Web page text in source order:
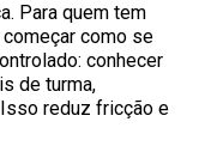
Para quem tem
como se
conhecer
de turma,
reduz fricção e